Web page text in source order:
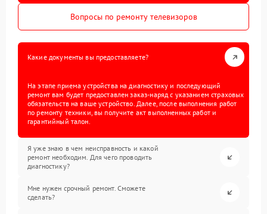
Вопросы по ремонту телевизоров
Какие документы вы предоставляете?
На этапе приема устройства на диагностику и последующий
ремонт вам будет предоставлен заказ-наряд с указанием страховых
обязательств на ваше устройство. Далее, после выполнения работ
по ремонту техники, вы получите акт выполненных работ и
гарантийный талон.
Я уже знаю в чем неисправность и какой
ремонт необходим. Для чего проводить
диагностику?
Мне нужен срочный ремонт. Сможете
сделать?